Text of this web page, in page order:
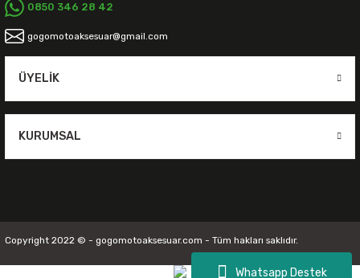
Whatsapp Destek
0850 346 28 42
gogomotoaksesuar@gmail.com
ÜYELIK
KURUMSAL
Copyright 2022 © - gogomotoaksesuar.com - Tüm hakları saklıdır.